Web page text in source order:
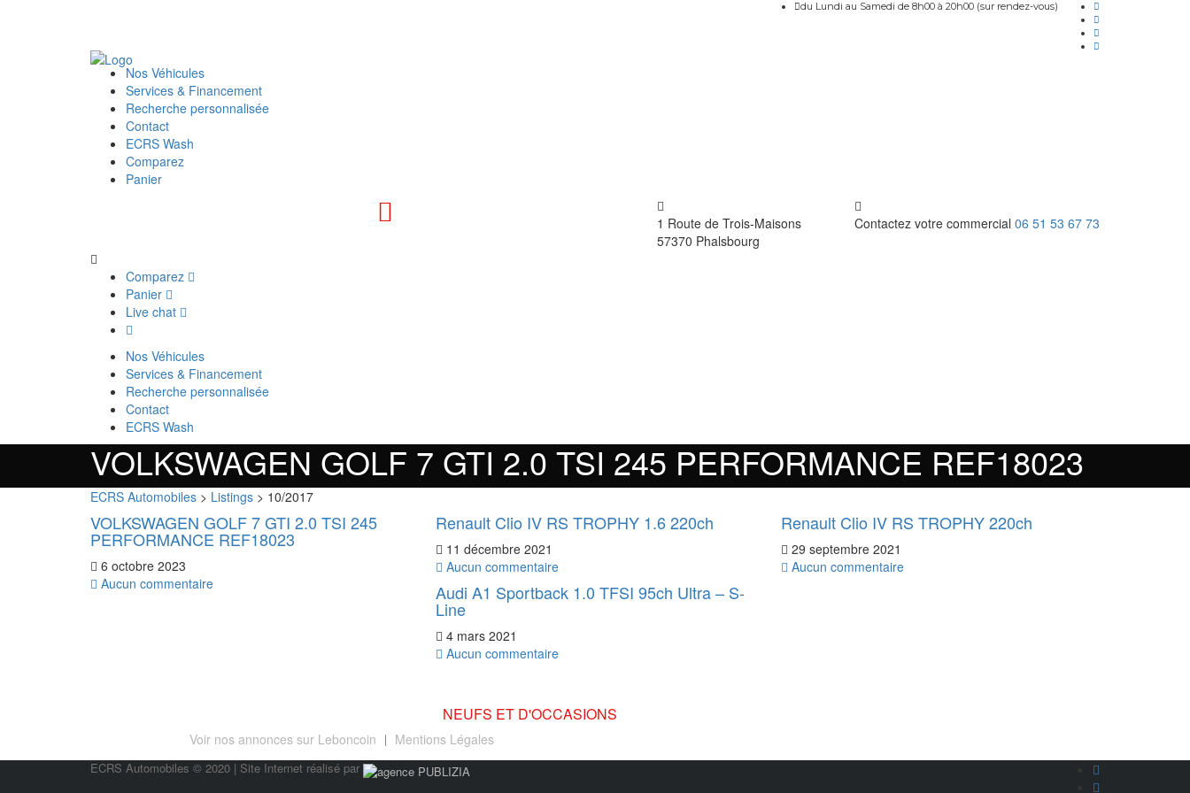
du Lundi au Samedi de 8h00 à 20h00 (sur rendez-vous)
Nos Véhicules
Services & Financement
Recherche personnalisée
Contact
ECRS Wash
Comparez
Panier
Contactez votre commercial 06 51 53 67 73
1 Route de Trois-Maisons
57370 Phalsbourg
Comparez
Panier
Live chat
Nos Véhicules
Services & Financement
Recherche personnalisée
Contact
ECRS Wash
VOLKSWAGEN GOLF 7 GTI 2.0 TSI 245 PERFORMANCE REF18023
ECRS Automobiles > Listings > 10/2017
VOLKSWAGEN GOLF 7 GTI 2.0 TSI 245
PERFORMANCE REF18023
6 octobre 2023
Aucun commentaire
Renault Clio IV RS TROPHY 1.6 220ch
11 décembre 2021
Aucun commentaire
Renault Clio IV RS TROPHY 220ch
29 septembre 2021
Aucun commentaire
Audi A1 Sportback 1.0 TFSI 95ch Ultra – S-
Line
4 mars 2021
Aucun commentaire
NEUFS ET D'OCCASIONS
Voir nos annonces sur Leboncoin Mentions Légales
ECRS Automobiles © 2020 | Site Internet réalisé par